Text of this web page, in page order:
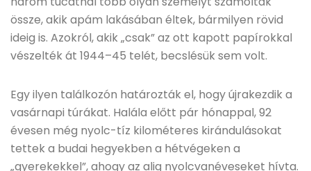
össze, akik apám lakásában éltek, bármilyen rövid
ideig is. Azokról, akik „csak” az ott kapott papírokkal
vészelték át 1944–45 telét, becslésük sem volt.
Egy ilyen találkozón határozták el, hogy újrakezdik a
vasárnapi túrákat. Halála előtt pár hónappal, 92
évesen még nyolc-tíz kilométeres kirándulásokat
tettek a budai hegyekben a hétvégeken a
„gyerekekkel”, ahogy az alig nyolcvanéveseket hívta.